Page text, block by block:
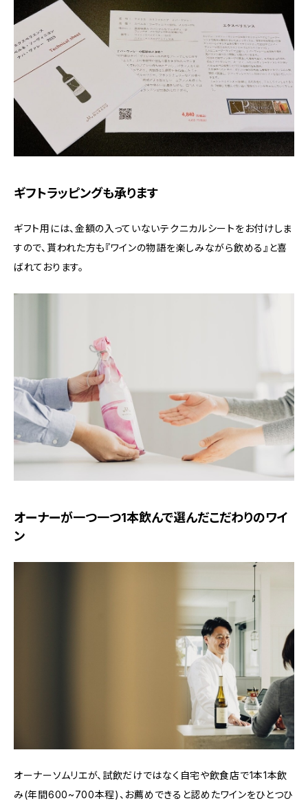
ギフトラッピングも承ります
ギフト用には、金額の入っていないテクニカルシートをお付けしま
すので、貰われた方も『ワインの物語を楽しみながら飲める』と喜
ばれております。
オーナーが一つ一つ1本飲んで選んだこだわりのワイ
ン
オーナーソムリエが、試飲だけではなく自宅や飲食店で1本1本飲
み(年間600~700本程)、お薦めできると認めたワインをひとつひ